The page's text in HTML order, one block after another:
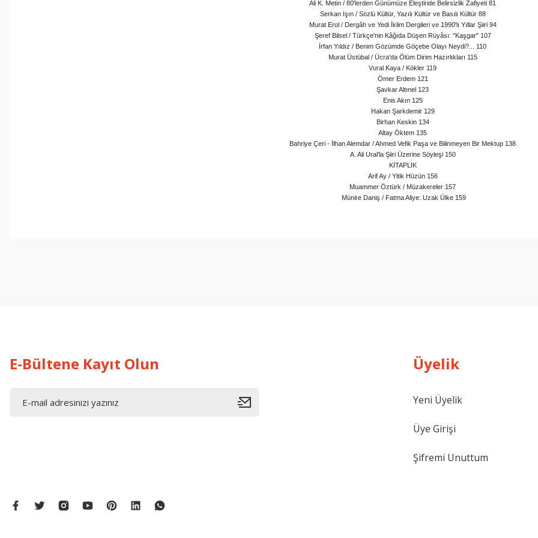
Ali K. Metin / 80'lerden Günümüze Eleştiride Belirsizlik Zafiyeti 81
Serkan Işın / Sözlü Kültür, Yazılı Kültür ve Basılı Kültür 88
Murat Erol / Dergâh ve Yedi İklim Dergileri ve 1990'lı Yıllar Şiiri 94
Şeref Bilsel / Türkçe'nin Kâğıda Düşen Rüyâsı: "Kaşgar" 107
İrfan Yıldız / Benim Gözümde Göçebe Olayı Neydi?... 110
Murat Üstübal / Ücra'da Ölüm Dirim Hazırlıkları 115
Vural Kaya / Kökler 119
Ömer Erdem 121
Şavkar Altınel 123
Enis Akın 125
Hakan Şarkdemir 129
Birhan Keskin 134
Altay Öktem 135
Bahriye Çeri - İlhan Alemdar / Ahmed Vefik Paşa ve Bilinmeyen Bir Mektup 138
A. Ali Ural'la Şiiri Üzerine Söyleşi 150
KİTAPLIK
Arif Ay / Yitik Hüzün 156
Muammer Öztürk / Müzakereler 157
Münire Daniş / Fatma Aliye: Uzak Ülke 159
E-Bültene Kayıt Olun Üyelik
Yeni Üyelik
Üye Girişi
Şifremi Unuttum